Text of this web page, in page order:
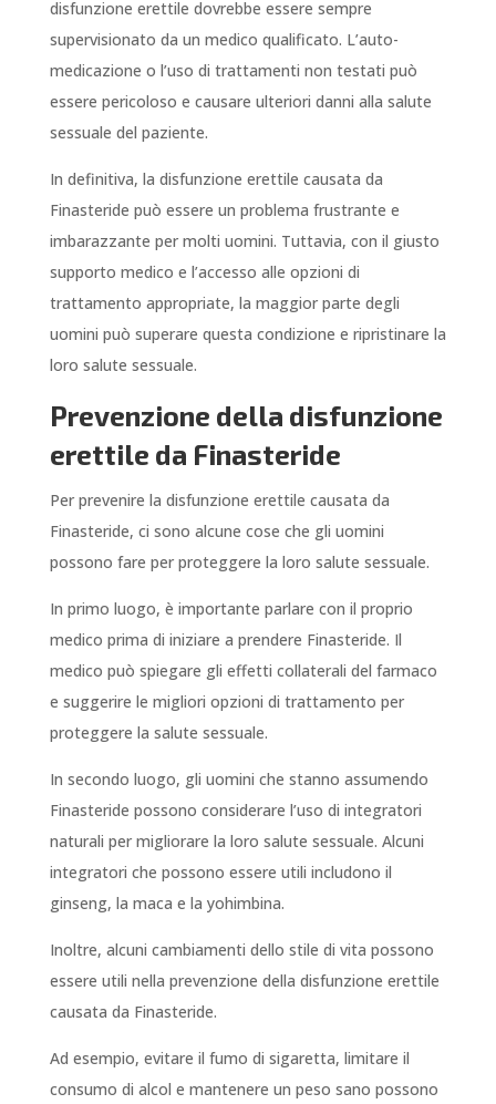
disfunzione erettile dovrebbe essere sempre
supervisionato da un medico qualificato. L’auto-
medicazione o l’uso di trattamenti non testati può
essere pericoloso e causare ulteriori danni alla salute
sessuale del paziente.
In definitiva, la disfunzione erettile causata da
Finasteride può essere un problema frustrante e
imbarazzante per molti uomini. Tuttavia, con il giusto
supporto medico e l’accesso alle opzioni di
trattamento appropriate, la maggior parte degli
uomini può superare questa condizione e ripristinare la
loro salute sessuale.
Prevenzione della disfunzione
erettile da Finasteride
Per prevenire la disfunzione erettile causata da
Finasteride, ci sono alcune cose che gli uomini
possono fare per proteggere la loro salute sessuale.
In primo luogo, è importante parlare con il proprio
medico prima di iniziare a prendere Finasteride. Il
medico può spiegare gli effetti collaterali del farmaco
e suggerire le migliori opzioni di trattamento per
proteggere la salute sessuale.
In secondo luogo, gli uomini che stanno assumendo
Finasteride possono considerare l’uso di integratori
naturali per migliorare la loro salute sessuale. Alcuni
integratori che possono essere utili includono il
ginseng, la maca e la yohimbina.
Inoltre, alcuni cambiamenti dello stile di vita possono
essere utili nella prevenzione della disfunzione erettile
causata da Finasteride.
Ad esempio, evitare il fumo di sigaretta, limitare il
consumo di alcol e mantenere un peso sano possono